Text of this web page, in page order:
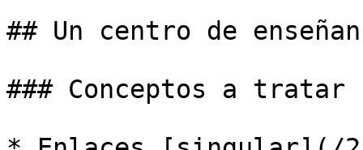
## Un centro de
### Conceptos a tratar